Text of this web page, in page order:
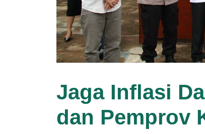
Jaga Inflasi
dan Pemprov